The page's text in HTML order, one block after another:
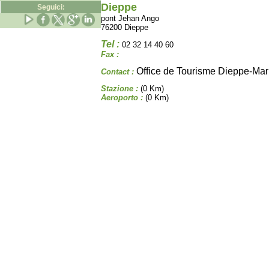
Seguici:
Dieppe
pont Jehan Ango
76200 Dieppe
Tel : 02 32 14 40 60
Fax :
Contact : Office de Tourisme Dieppe-
Stazione : (0 Km)
Aeroporto : (0 Km)